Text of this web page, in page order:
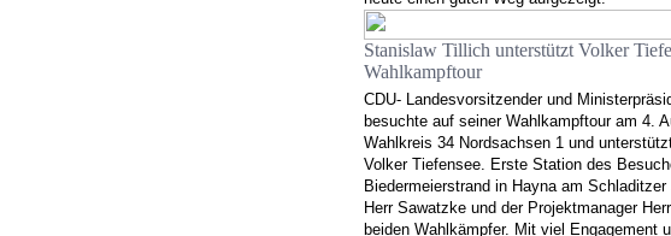
Stanislaw Tillich unterstützt Volker
Wahlkampftour
CDU- Landesvorsitzender und
besuchte auf seiner Wahlkampftour am 4.
Wahlkreis 34 Nordsachsen 1 und
Volker Tiefensee. Erste Station des
Biedermeierstrand in Hayna am
Herr Sawatzke und der Projektmanager
beiden Wahlkämpfer. Mit viel Engagement